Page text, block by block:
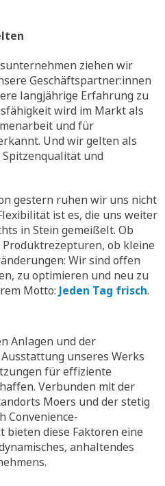
ziehen wir
Geschäftspartner:innen
langjährige Erfahrung zu
wird im Markt als
und für
Und wir gelten als
und
gestern ruhen wir uns nicht
ist es, die uns weiter
in Stein gemeißelt. Ob
ob kleine
Wir sind offen
zu optimieren und neu zu
Motto: Jeden Tag frisch.
Anlagen und der
unseres Werks
für effiziente
Verbunden mit der
Moers und der stetig
Convenience-
bieten diese Faktoren eine
anhaltendes